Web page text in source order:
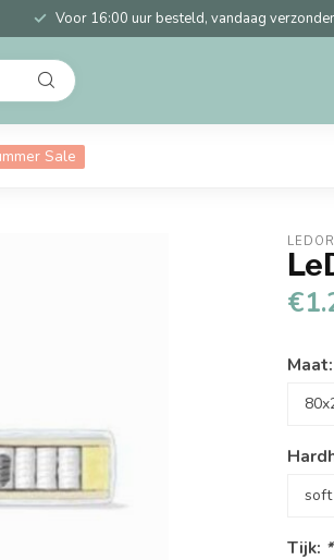
Voor 16:00 uur besteld, vandaag
Sale
Maat:
Tijk: *